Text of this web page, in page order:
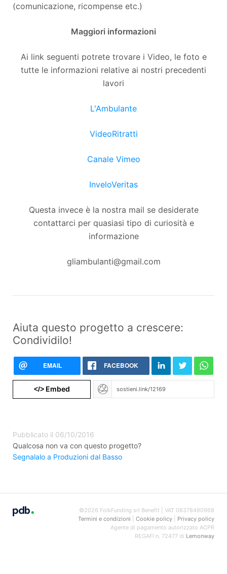
(comunicazione, ricompense etc.)
Maggiori informazioni
Ai link seguenti potrete trovare i Video, le foto e
tutte le informazioni relative ai nostri precedenti
lavori
L'Ambulante
VideoRitratti
Canale Vimeo
InveloVeritas
Questa invece è la nostra mail se desiderate
contattarci per quasiasi tipo di curiosità e
informazione
gliambulanti@gmail.com
Aiuta questo progetto a crescere:
Condividilo!
EMAIL FACEBOOK
</>Embed
Pubblicato il 06/10/2016
Qualcosa non va con questo progetto?
Segnalalo a Produzioni dal Basso
©2026 FolkFunding srl Benefit | VAT 08378490968
Termini e condizioni
Cookie policy| Privacy policy
Agente di pagamento autorizzato ACPR
REGAFI n. 72477 di Lemonway